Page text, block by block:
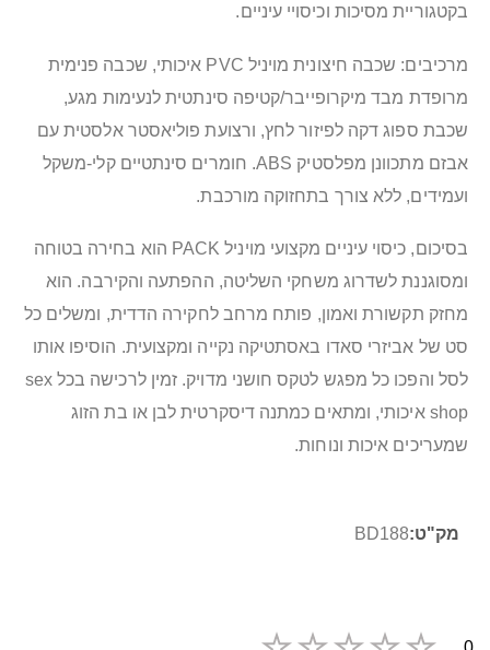
בקטגוריית מסיכות וכיסויי עיניים.
מרכיבים: שכבה חיצונית מויניל PVC איכותי, שכבה פנימית
מרופדת מבד מיקרופייבר/קטיפה סינתטית לנעימות מגע,
שכבת ספוג דקה לפיזור לחץ, ורצועת פוליאסטר אלסטית עם
אבזם מתכוונן מפלסטיק ABS. חומרים סינתטיים קלי-משקל
ועמידים, ללא צורך בתחזוקה מורכבת.
בסיכום, כיסוי עיניים מקצועי מויניל PACK הוא בחירה בטוחה
ומסוגננת לשדרוג משחקי השליטה, ההפתעה והקירבה. הוא
מחזק תקשורת ואמון, פותח מרחב לחקירה הדדית, ומשלים כל
סט של אביזרי סאדו באסתטיקה נקייה ומקצועית. הוסיפו אותו
לסל והפכו כל מפגש לטקס חושני מדויק. זמין לרכישה בכל sex
shop איכותי, ומתאים כמתנה דיסקרטית לבן או בת הזוג
שמעריכים איכות ונוחות.
מידע
BD188